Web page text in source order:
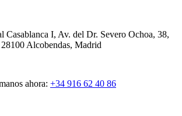
Casablanca I, Av. del Dr. Severo Ochoa, 38,
28100 Alcobendas, Madrid
ahora: +34 916 62 40 86